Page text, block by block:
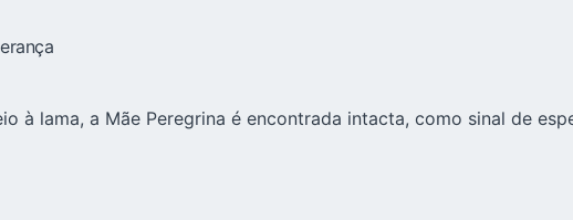
à lama, a Mãe Peregrina é encontrada intacta, como sinal de